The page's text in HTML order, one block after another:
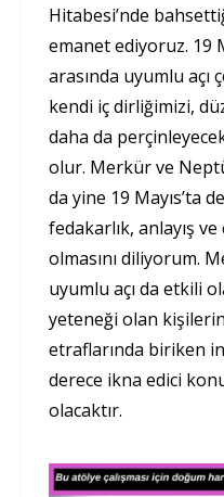
Hitabesi’nde
emanet ediyoruz. 19
arasında uyumlu açı
kendi iç dirliğimizi,
daha da
olur. Merkür ve
da yine 19 Mayıs’ta
fedakarlık, anlayış
olmasını diliyorum.
uyumlu açı da etkili
yeteneği olan
etraflarında biriken
derece ikna edici
olacaktır.